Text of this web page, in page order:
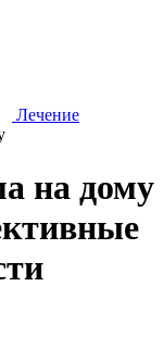
Лечение
на дому